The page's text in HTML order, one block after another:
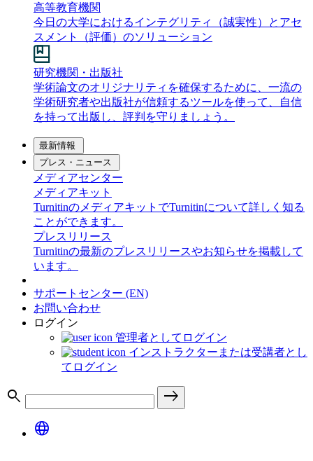
高等教育機関
今日の大学におけるインテグリティ（誠実性）とアセ
スメント（評価）のソリューション
研究機関・出版社
学術論文のオリジナリティを確保するために、一流の
学術研究者や出版社が信頼するツールを使って、自信
を持って出版し、評判を守りましょう。
最新情報
プレス・ニュース
メディアセンター
メディアキット
TurnitinのメディアキットでTurnitinについて詳しく知る
ことができます。
プレスリリース
Turnitinの最新のプレスリリースやお知らせを掲載して
います。
サポートセンター (EN)
お問い合わせ
ログイン
管理者としてログイン
インストラクターまたは受講者とし
てログイン
search
east
language